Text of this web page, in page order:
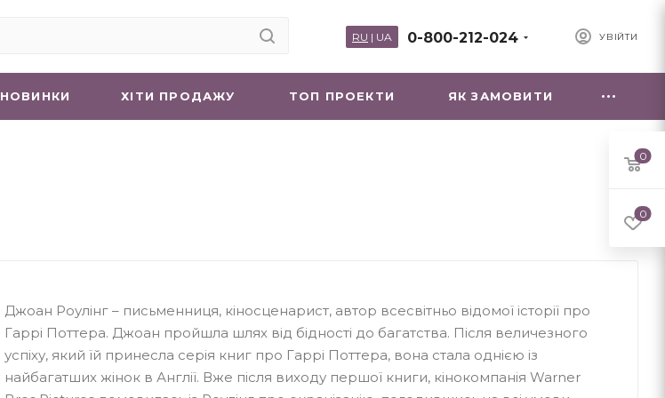
УВІЙТИ
0-800-212-024
RU | UA
НОВИНКИ ХIТИ ПРОДАЖУ ТОП ПРОЕКТИ ЯК ЗАМОВИТИ
Джоан Роулінг – письменниця, кіносценарист, автор всесвітньо відомої історії про
Гаррі Поттера. Джоан пройшла шлях від бідності до багатства. Після величезного
успіху, який їй принесла серія книг про Гаррі Поттера, вона стала однією із
найбагатших жінок в Англії. Вже після виходу першої книги, кінокомпанія Warner
0
0